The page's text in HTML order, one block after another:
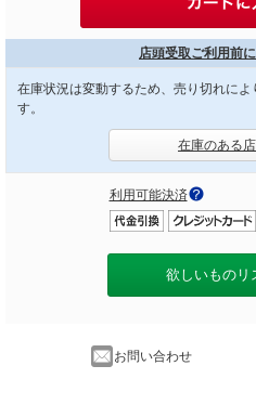
店頭受取ご利用前
在庫状況は変動するため、売り切れに
す。
在庫のある
利用可能決済
欲しいものリ
お問い合わせ